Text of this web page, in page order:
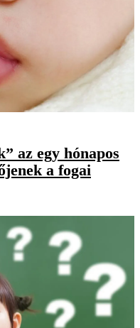
az egy hónapos
a fogai